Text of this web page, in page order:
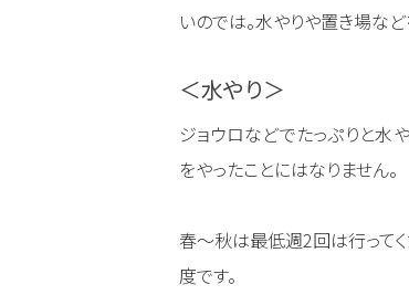
いのでは。水やりや置き場など
＜水やり＞
ジョウロなどでたっぷりと水
をやったことにはなりません。
春〜秋は最低週2回は行って
度です。